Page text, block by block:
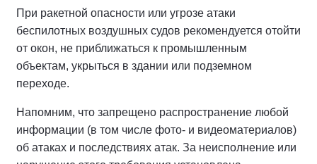
При ракетной опасности или угрозе атаки
беспилотных воздушных судов рекомендуется отойти
от окон, не приближаться к промышленным
объектам, укрыться в здании или подземном
переходе.
Напомним, что запрещено распространение любой
информации (в том числе фото- и видеоматериалов)
об атаках и последствиях атак. За неисполнение или